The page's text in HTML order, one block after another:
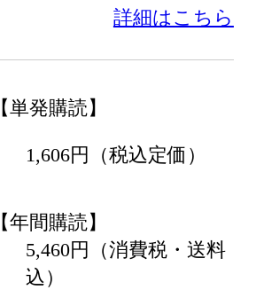
詳細はこちら
【単発購読】
1,606円（税込定価）
【年間購読】
5,460円（消費税・送料
込）